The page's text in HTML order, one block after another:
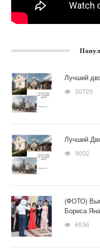
Лучший
30720
Лучший
9002
(ФОТО)
Бориса
6536